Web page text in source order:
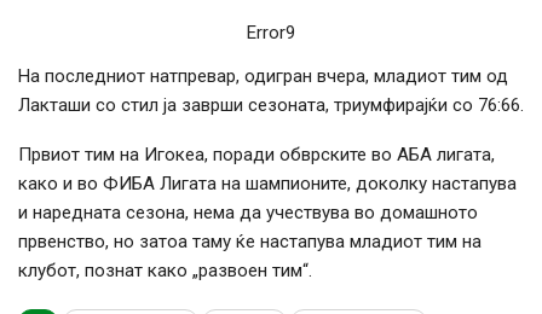
Error9
На последниот натпревар, одигран вчера, младиот тим од
Лакташи со стил ја заврши сезоната, триумфирајќи со 76:66.
Првиот тим на Игокеа, поради обврските во АБА лигата,
како и во ФИБА Лигата на шампионите, доколку настапува
и наредната сезона, нема да учествува во домашното
првенство, но затоа таму ќе настапува младиот тим на
клубот, познат како „развоен тим“.